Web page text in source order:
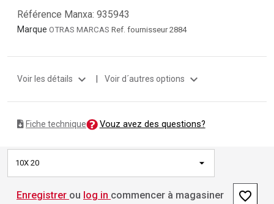
Référence Manxa: 935943
Marque OTRAS MARCAS Ref. fournisseur 2884
Voir les détails expand_more | Voir d´autres options expand_more
Fiche technique Vouz avez des questions?
10X 20
Enregistrer ou log in commencer à magasiner favorite_border